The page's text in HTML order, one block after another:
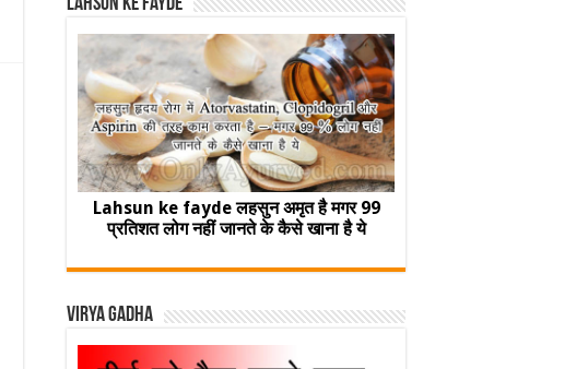
Lahsun ke fayde
Lahsun ke fayde लहसुन अमृत है मगर 99
प्रतिशत लोग नहीं जानते के कैसे खाना है ये
Virya Gadha